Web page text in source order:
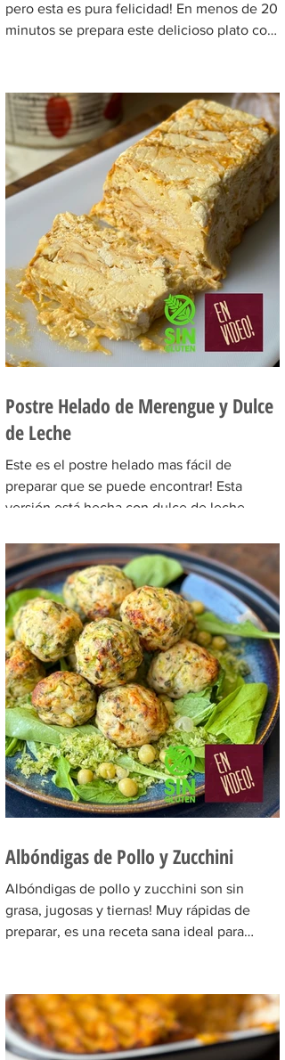
pero esta es pura felicidad! En menos de 20
minutos se prepara este delicioso plato con
Postre Helado de Merengue y Dulce
de Leche
Este es el postre helado mas fácil de
preparar que se puede encontrar! Esta
versión está hecha con dulce de leche,
Albóndigas de Pollo y Zucchini
Albóndigas de pollo y zucchini son sin
grasa, jugosas y tiernas! Muy rápidas de
preparar, es una receta sana ideal para